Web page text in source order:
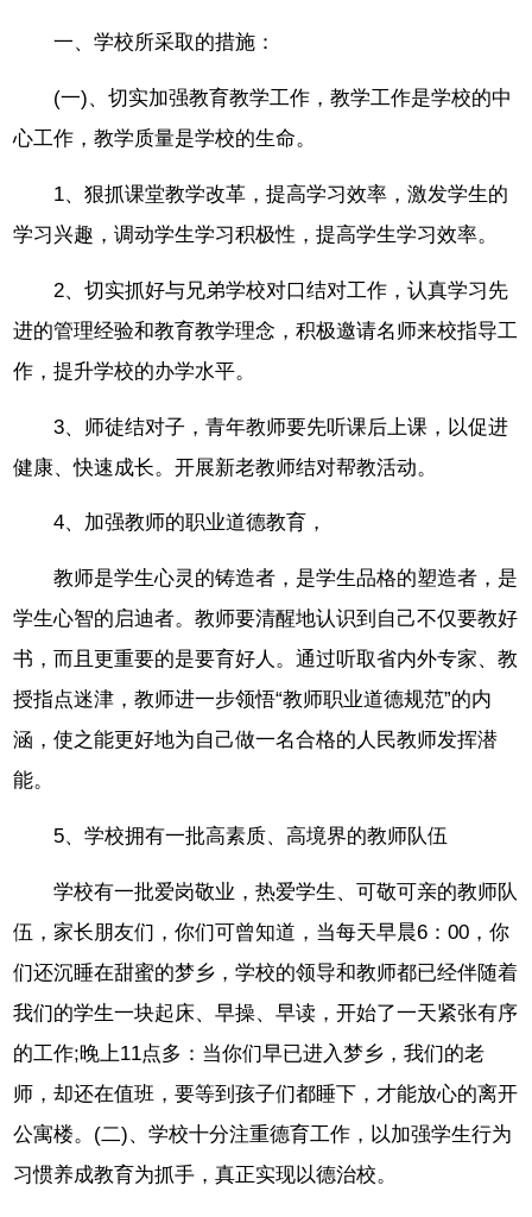
一、学校所采取的措施：
(一)、切实加强教育教学工作，教学工作是学校的中
心工作，教学质量是学校的生命。
1、狠抓课堂教学改革，提高学习效率，激发学生的
学习兴趣，调动学生学习积极性，提高学生学习效率。
2、切实抓好与兄弟学校对口结对工作，认真学习先
进的管理经验和教育教学理念，积极邀请名师来校指导工
作，提升学校的办学水平。
3、师徒结对子，青年教师要先听课后上课，以促进
健康、快速成长。开展新老教师结对帮教活动。
4、加强教师的职业道德教育，
教师是学生心灵的铸造者，是学生品格的塑造者，是
学生心智的启迪者。教师要清醒地认识到自己不仅要教好
书，而且更重要的是要育好人。通过听取省内外专家、教
授指点迷津，教师进一步领悟“教师职业道德规范”的内
涵，使之能更好地为自己做一名合格的人民教师发挥潜
能。
5、学校拥有一批高素质、高境界的教师队伍
学校有一批爱岗敬业，热爱学生、可敬可亲的教师队
伍，家长朋友们，你们可曾知道，当每天早晨6：00，你
们还沉睡在甜蜜的梦乡，学校的领导和教师都已经伴随着
我们的学生一块起床、早操、早读，开始了一天紧张有序
的工作;晚上11点多：当你们早已进入梦乡，我们的老
师，却还在值班，要等到孩子们都睡下，才能放心的离开
公寓楼。(二)、学校十分注重德育工作，以加强学生行为
习惯养成教育为抓手，真正实现以德治校。